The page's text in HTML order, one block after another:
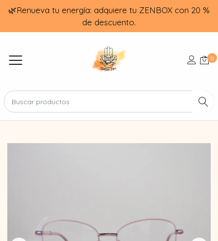
🌿Renueva tu energía: adquiere tu ZENBOX con 20 %
de descuento.
0